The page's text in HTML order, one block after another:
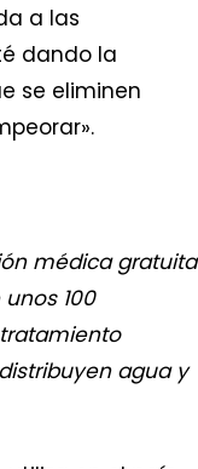
a las
dando la
se eliminen
médica gratuita
100
agua y